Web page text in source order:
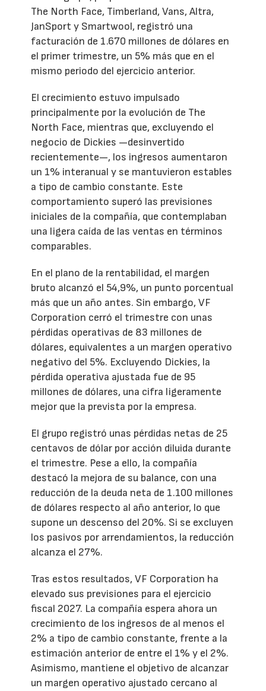
The North Face, Timberland, Vans, Altra,
JanSport y Smartwool, registró una
facturación de 1.670 millones de dólares en
el primer trimestre, un 5% más que en el
mismo periodo del ejercicio anterior.
El crecimiento estuvo impulsado
principalmente por la evolución de The
North Face, mientras que, excluyendo el
negocio de Dickies —desinvertido
recientemente—, los ingresos aumentaron
un 1% interanual y se mantuvieron estables
a tipo de cambio constante. Este
comportamiento superó las previsiones
iniciales de la compañía, que contemplaban
una ligera caída de las ventas en términos
comparables.
En el plano de la rentabilidad, el margen
bruto alcanzó el 54,9%, un punto porcentual
más que un año antes. Sin embargo, VF
Corporation cerró el trimestre con unas
pérdidas operativas de 83 millones de
dólares, equivalentes a un margen operativo
negativo del 5%. Excluyendo Dickies, la
pérdida operativa ajustada fue de 95
millones de dólares, una cifra ligeramente
mejor que la prevista por la empresa.
El grupo registró unas pérdidas netas de 25
centavos de dólar por acción diluida durante
el trimestre. Pese a ello, la compañía
destacó la mejora de su balance, con una
reducción de la deuda neta de 1.100 millones
de dólares respecto al año anterior, lo que
supone un descenso del 20%. Si se excluyen
los pasivos por arrendamientos, la reducción
alcanza el 27%.
Tras estos resultados, VF Corporation ha
elevado sus previsiones para el ejercicio
fiscal 2027. La compañía espera ahora un
crecimiento de los ingresos de al menos el
2% a tipo de cambio constante, frente a la
estimación anterior de entre el 1% y el 2%.
Asimismo, mantiene el objetivo de alcanzar
un margen operativo ajustado cercano al